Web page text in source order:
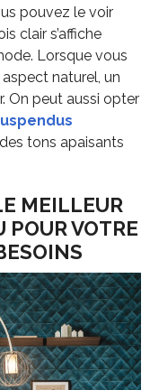
pouvez le voir
clair s’affiche
Lorsque vous
naturel, un
On peut aussi opter
tons apaisants
MEILLEUR
POUR VOTRE